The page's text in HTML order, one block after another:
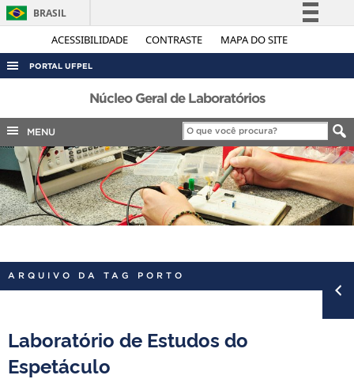
ACESSIBILIDADE CONTRASTE MAPA DO SITE
BRASIL
Simplifique!
Legislação
Canais
PORTAL UFPEL
ACESSO À INFORMAÇÃO
AUDITORIA
COBALTO
CONCURSOS
EDITAIS
INTERNACIONAL
PORTARIAS
Núcleo Geral de Laboratórios
MENU
ARQUIVO DA TAG PORTO
Laboratório de Estudos do
Espetáculo